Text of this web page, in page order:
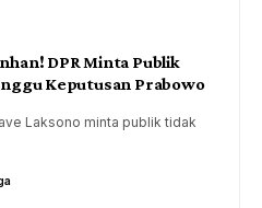
DPR Minta Publik
Keputusan Prabowo
Laksono minta publik tidak